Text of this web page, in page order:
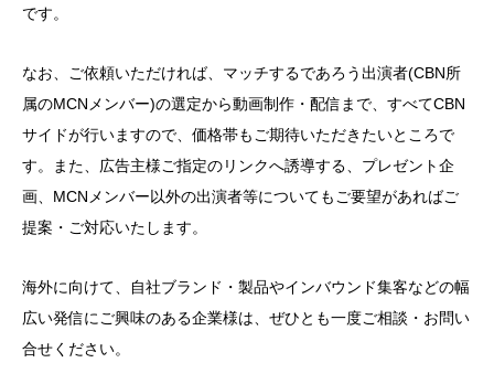
です。
なお、ご依頼いただければ、マッチするであろう出演者(CBN所
属のMCNメンバー)の選定から動画制作・配信まで、すべてCBN
サイドが行いますので、価格帯もご期待いただきたいところで
す。また、広告主様ご指定のリンクへ誘導する、プレゼント企
画、MCNメンバー以外の出演者等についてもご要望があればご
提案・ご対応いたします。
海外に向けて、自社ブランド・製品やインバウンド集客などの幅
広い発信にご興味のある企業様は、ぜひとも一度ご相談・お問い
合せください。